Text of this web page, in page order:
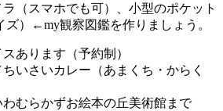
（スマホでも可）、小型のポケット
ズ）←my観察図鑑を作りましょう。
あります（予約制）
いさいカレー（あまくち・からく
むらかずお絵本の丘美術館まで